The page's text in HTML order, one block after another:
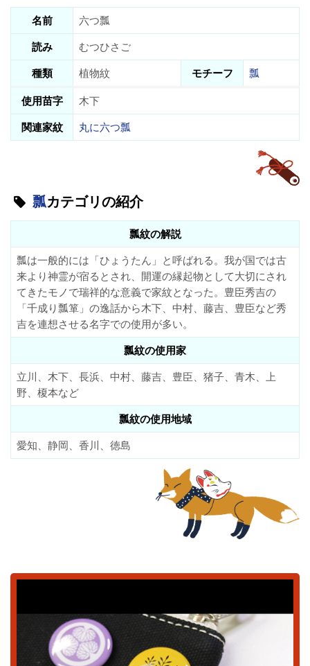
名前
六つ瓢
読み
むつひさご
種類
植物紋 モチーフ
瓢
使用苗字
木下
関連家紋
丸に六つ瓢
瓢カテゴリの紹介
瓢紋の解説
瓢は一般的には「ひょうたん」と呼ばれる。我が国では古
来より神霊が宿るとされ、開運の縁起物として大切にされ
てきたモノで瑞祥的な意義で家紋となった。豊臣秀吉の
「千成り瓢箪」の逸話から木下、中村、藤吉、豊臣など秀
吉を連想させる名字での使用が多い。
瓢紋の使用家
立川、木下、長浜、中村、藤吉、豊臣、猪子、青木、上
野、榎本など
瓢紋の使用地域
愛知、静岡、香川、徳島